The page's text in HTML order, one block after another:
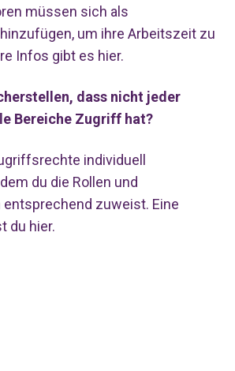
müssen sich als
um ihre Arbeitszeit zu
Infos gibt es hier.
dass nicht jeder
Bereiche Zugriff hat?
individuell
du die Rollen und
zuweist. Eine
du hier.